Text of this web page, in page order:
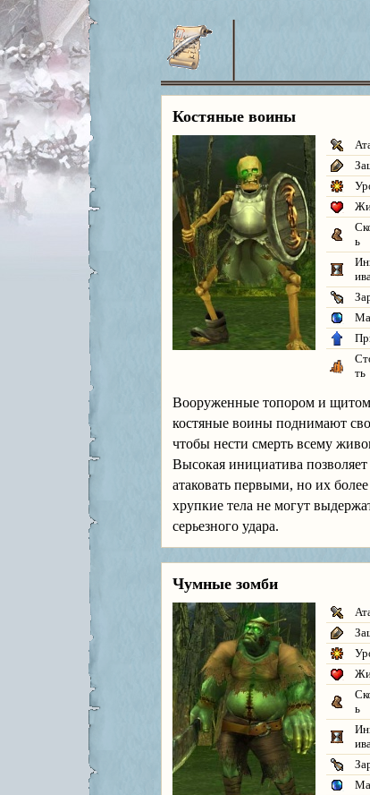
Костяные воины
ь
ть
Вооруженные топором и
костяные воины поднимают
чтобы нести смерть всему
Высокая инициатива
атаковать первыми, но их
хрупкие тела не могут
серьезного удара.
Чумные зомби
ь